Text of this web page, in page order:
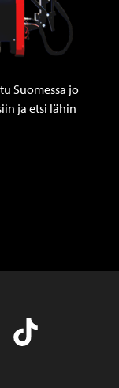
Suomessa jo
ja etsi lähin